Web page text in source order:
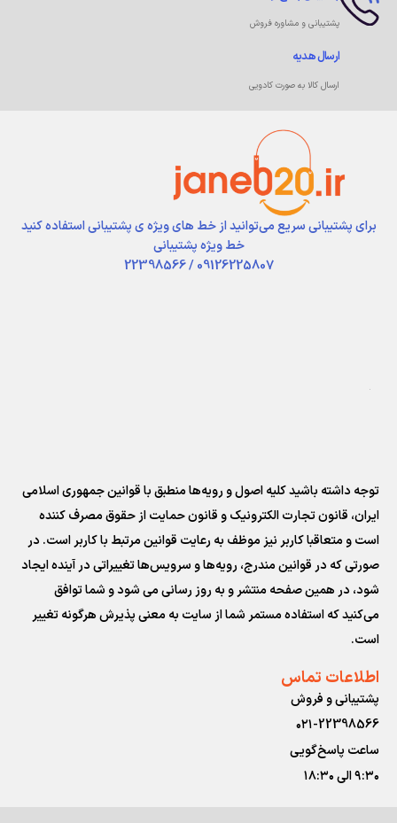
پشتیبانی و مشاوره فروش
ارسال هدیه
ارسال کالا به صورت کادویی
برای پشتیبانی سریع می‌توانید از خط های ویژه ی پشتیبانی استفاده کنید
خط ویژه پشتیبانی
09126225807 / 22398566
توجه داشته باشید کلیه اصول و رویه‏‌ها منطبق با قوانین جمهوری اسلامی
ایران، قانون تجارت الکترونیک و قانون حمایت از حقوق مصرف کننده
است و متعاقبا کاربر نیز موظف به رعایت قوانین مرتبط با کاربر است. در
صورتی که در قوانین مندرج، رویه‏‌ها و سرویس‏‌ها تغییراتی در آینده ایجاد
شود، در همین صفحه منتشر و به روز رسانی می شود و شما توافق
می‏‌کنید که استفاده مستمر شما از سایت به معنی پذیرش هرگونه تغییر
است.
اطلاعات تماس
پشتیبانی و فروش
۰۲۱-22398566
ساعت پاسخ‌گویی
۹:۳۰ الی ۱۸:۳۰